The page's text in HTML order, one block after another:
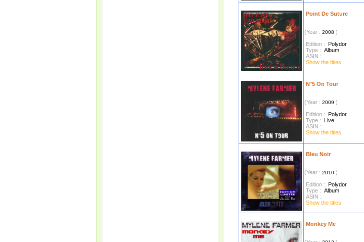
Point De Suture
(Year : 2008 )
Edition : Polydor
Type : Album
ASIN :
Show the titles
N°5 On Tour
(Year : 2009 )
Edition : Polydor
Type : Live
ASIN :
Show the titles
Bleu Noir
(Year : 2010 )
Edition : Polydor
Type : Album
ASIN :
Show the titles
Monkey Me